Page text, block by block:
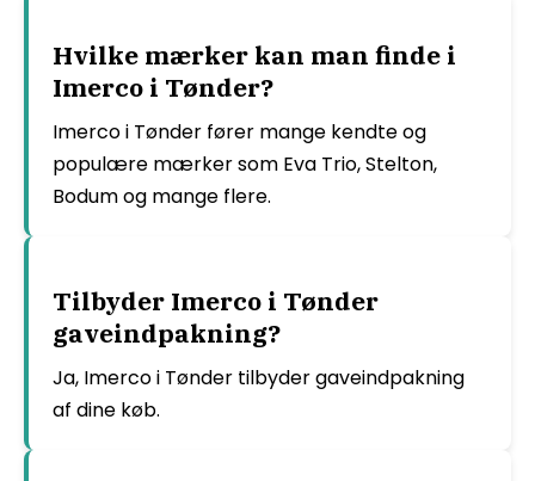
Hvilke mærker kan man finde i
Imerco i Tønder?
Imerco i Tønder fører mange kendte og
populære mærker som Eva Trio, Stelton,
Bodum og mange flere.
Tilbyder Imerco i Tønder
gaveindpakning?
Ja, Imerco i Tønder tilbyder gaveindpakning
af dine køb.